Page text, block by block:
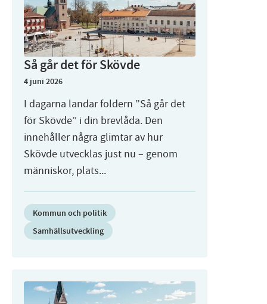
Så går det för Skövde
4 juni 2026
I dagarna landar foldern ”Så går det
för Skövde” i din brevlåda. Den
innehåller några glimtar av hur
Skövde utvecklas just nu – genom
människor, plats...
Kommun och politik
Samhällsutveckling